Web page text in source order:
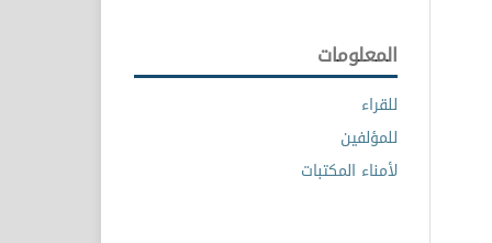
المعلومات
للقراء
للمؤلفين
لأمناء المكتبات